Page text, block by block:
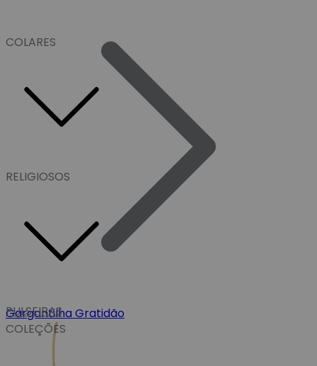
COLARES
RELIGIOSOS
PULSEIRAS
COLEÇÕES
Gargantilha Gratidão